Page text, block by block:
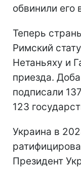
обвинили его
Теперь
Римский
Нетаньяху и
приезда.
подписали
123
Украина в
Президент